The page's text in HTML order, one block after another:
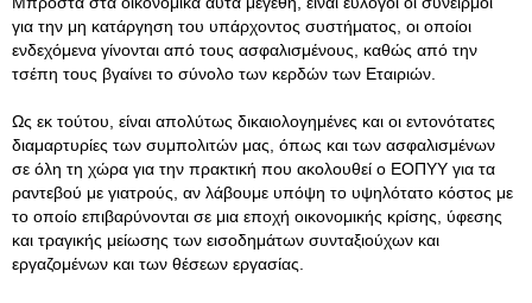
για την μη κατάργηση του υπάρχοντος συστήματος, οι οποίοι
ενδεχόμενα γίνονται από τους ασφαλισμένους, καθώς από την
τσέπη τους βγαίνει το σύνολο των κερδών των Εταιριών.
Ως εκ τούτου, είναι απολύτως δικαιολογημένες και οι εντονότατες
διαμαρτυρίες των συμπολιτών μας, όπως και των ασφαλισμένων
σε όλη τη χώρα για την πρακτική που ακολουθεί ο ΕΟΠΥΥ για τα
ραντεβού με γιατρούς, αν λάβουμε υπόψη το υψηλότατο κόστος με
το οποίο επιβαρύνονται σε μια εποχή οικονομικής κρίσης, ύφεσης
και τραγικής μείωσης των εισοδημάτων συνταξιούχων και
εργαζομένων και των θέσεων εργασίας.